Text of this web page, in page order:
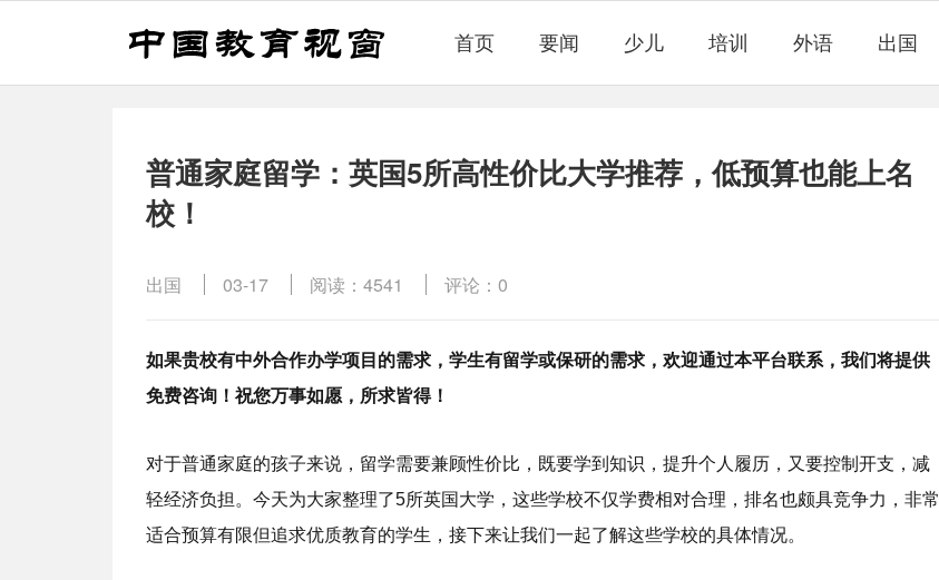
首页 要闻 少儿 培训 外语 出国
普通家庭留学：英国5所高性价比大学推荐，低预算也能上名
校！
出国 03-17 阅读：4541 评论：0
如果贵校有中外合作办学项目的需求，学生有留学或保研的需求，欢迎通过本平台联系，我们将提供
免费咨询！祝您万事如愿，所求皆得！
对于普通家庭的孩子来说，留学需要兼顾性价比，既要学到知识，提升个人履历，又要控制开支，减
轻经济负担。今天为大家整理了5所英国大学，这些学校不仅学费相对合理，排名也颇具竞争力，非常
适合预算有限但追求优质教育的学生，接下来让我们一起了解这些学校的具体情况。